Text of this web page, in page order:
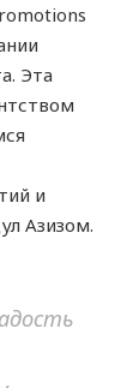
Эта
и
Азизом.